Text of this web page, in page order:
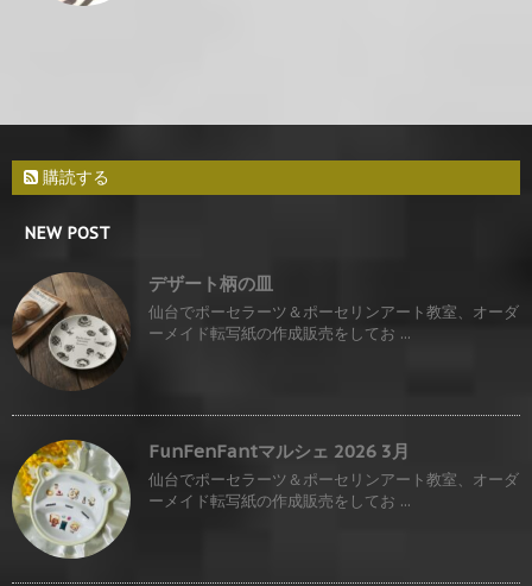
購読する
NEW POST
デザート柄の皿
仙台でポーセラーツ＆ポーセリンアート教室、オーダ
ーメイド転写紙の作成販売をしてお ...
FunFenFantマルシェ 2026 3月
仙台でポーセラーツ＆ポーセリンアート教室、オーダ
ーメイド転写紙の作成販売をしてお ...